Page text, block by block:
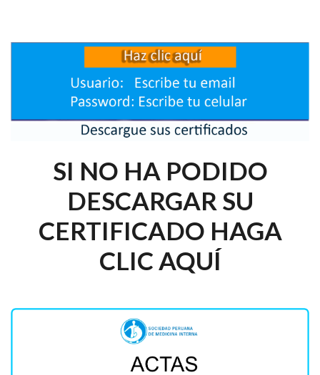
SI NO HA PODIDO
DESCARGAR SU
CERTIFICADO HAGA
CLIC AQUÍ